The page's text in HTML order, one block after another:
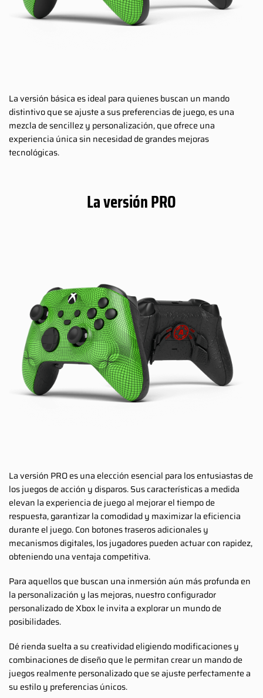
La versión básica es ideal para quienes buscan un mando
distintivo que se ajuste a sus preferencias de juego, es una
mezcla de sencillez y personalización, que ofrece una
experiencia única sin necesidad de grandes mejoras
tecnológicas.
La versión PRO
La versión PRO es una elección esencial para los entusiastas de
los juegos de acción y disparos. Sus características a medida
elevan la experiencia de juego al mejorar el tiempo de
respuesta, garantizar la comodidad y maximizar la eficiencia
durante el juego. Con botones traseros adicionales y
mecanismos digitales, los jugadores pueden actuar con rapidez,
obteniendo una ventaja competitiva.
Para aquellos que buscan una inmersión aún más profunda en
la personalización y las mejoras, nuestro configurador
personalizado de Xbox le invita a explorar un mundo de
posibilidades.
Dé rienda suelta a su creatividad eligiendo modificaciones y
combinaciones de diseño que le permitan crear un mando de
juegos realmente personalizado que se ajuste perfectamente a
su estilo y preferencias únicos.